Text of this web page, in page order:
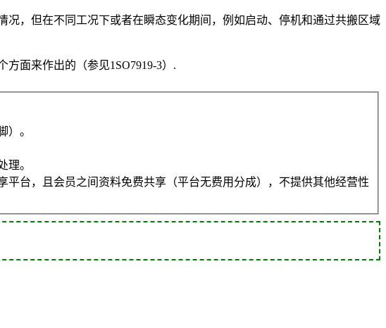
，但在不同工况下或者在瞬态变化期间，例如启动、停机和通过共搬区域
面来作出的（参见1SO7919-3）.
）。
理。
台，且会员之间资料免费共享（平台无费用分成），不提供其他经营性